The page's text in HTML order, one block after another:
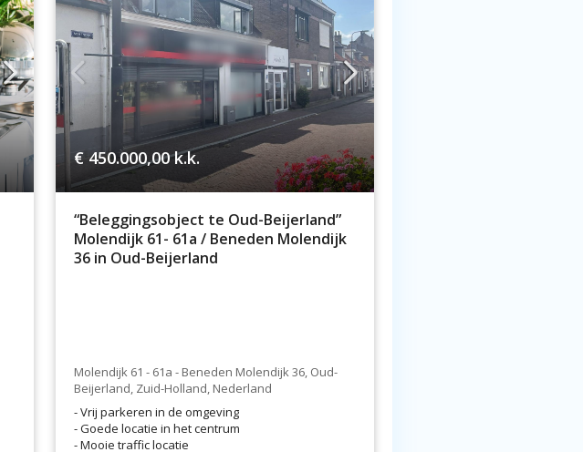
€ 450.000,00k.k.
“Beleggingsobject te Oud-Beijerland”
Molendijk 61- 61a / Beneden Molendijk
36 in Oud-Beijerland
Molendijk 61 - 61a - Beneden Molendijk 36, Oud-
Beijerland, Zuid-Holland, Nederland
- Vrij parkeren in de omgeving
- Goede locatie in het centrum
- Mooie traffic locatie